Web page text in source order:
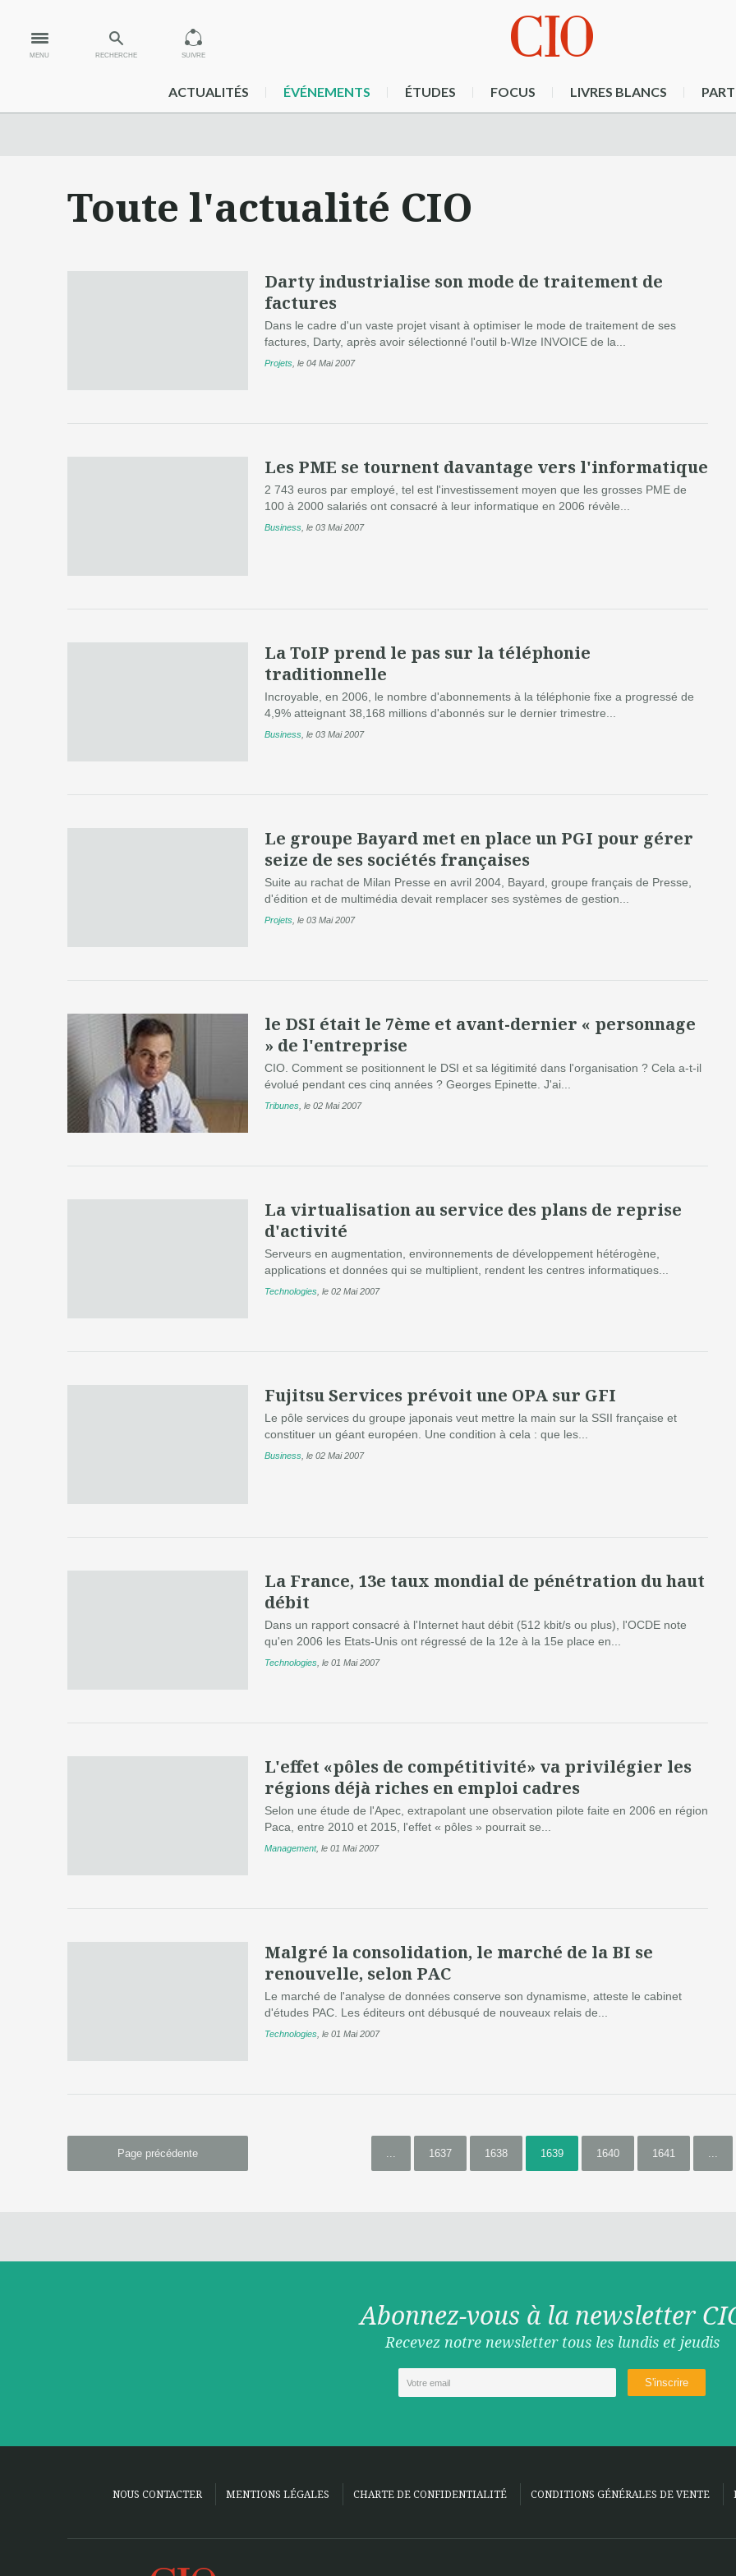
MENU RECHERCHE SUIVRE
ACTUALITÉS ÉVÉNEMENTS ÉTUDES FOCUS LIVRES BLANCS
Toute l'actualité CIO
Darty industrialise son mode de traitement de
factures
Dans le cadre d'un vaste projet visant à optimiser le mode de traitement de ses
factures, Darty, après avoir sélectionné l'outil b-WIze INVOICE de la...
Projets le 04 Mai 2007
Les PME se tournent davantage vers l'informatique
2 743 euros par employé, tel est l'investissement moyen que les grosses PME de
100 à 2000 salariés ont consacré à leur informatique en 2006 révèle...
Business le 03 Mai 2007
La ToIP prend le pas sur la téléphonie
traditionnelle
Incroyable, en 2006, le nombre d'abonnements à la téléphonie fixe a progressé de
4,9% atteignant 38,168 millions d'abonnés sur le dernier trimestre...
Business le 03 Mai 2007
Le groupe Bayard met en place un PGI pour gérer
seize de ses sociétés françaises
Suite au rachat de Milan Presse en avril 2004, Bayard, groupe français de Presse,
d'édition et de multimédia devait remplacer ses systèmes de gestion...
Projets le 03 Mai 2007
le DSI était le 7ème et avant-dernier « personnage
» de l'entreprise
CIO. Comment se positionnent le DSI et sa légitimité dans l'organisation ? Cela a-t-il
évolué pendant ces cinq années ? Georges Epinette. J'ai...
Tribunes le 02 Mai 2007
La virtualisation au service des plans de reprise
d'activité
Serveurs en augmentation, environnements de développement hétérogène,
applications et données qui se multiplient, rendent les centres informatiques...
Technologies le 02 Mai 2007
Fujitsu Services prévoit une OPA sur GFI
Le pôle services du groupe japonais veut mettre la main sur la SSII française et
constituer un géant européen. Une condition à cela : que les...
Business le 02 Mai 2007
La France, 13e taux mondial de pénétration du haut
débit
Dans un rapport consacré à l'Internet haut débit (512 kbit/s ou plus), l'OCDE note
qu'en 2006 les Etats-Unis ont régressé de la 12e à la 15e place en...
Technologies le 01 Mai 2007
L'effet «pôles de compétitivité» va privilégier les
régions déjà riches en emploi cadres
Selon une étude de l'Apec, extrapolant une observation pilote faite en 2006 en région
Paca, entre 2010 et 2015, l'effet « pôles » pourrait se...
Management, le 01 Mai 2007
Malgré la consolidation, le marché de la BI se
renouvelle, selon PAC
Le marché de l'analyse de données conserve son dynamisme, atteste le cabinet
d'études PAC. Les éditeurs ont débusqué de nouveaux relais de...
Technologies le 01 Mai 2007
Page précédente ... 1637 1638 1639 1640 1641 ...
Abonnez-vous à la newsletter
Recevez notre newsletter tous les lundis et jeudis
NOUS CONTACTER MENTIONS LÉGALES CHARTE DE CONFIDENTIALITÉ CONDITIONS GÉNÉRALES DE VENTE